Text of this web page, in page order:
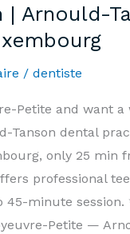
Arnould-
/ dentiste
Petite and want a
Tanson dental
only 25 min
professional
minute session.
Petite —